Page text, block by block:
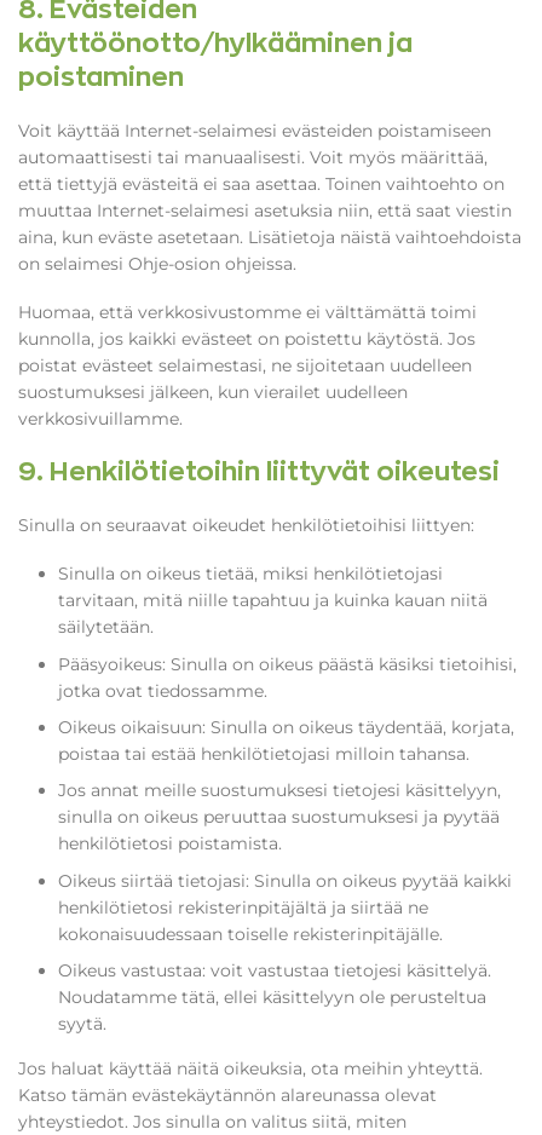
8. Evästeiden
käyttöönotto/hylkääminen ja
poistaminen
Voit käyttää Internet-selaimesi evästeiden poistamiseen
automaattisesti tai manuaalisesti. Voit myös määrittää,
että tiettyjä evästeitä ei saa asettaa. Toinen vaihtoehto on
muuttaa Internet-selaimesi asetuksia niin, että saat viestin
aina, kun eväste asetetaan. Lisätietoja näistä vaihtoehdoista
on selaimesi Ohje-osion ohjeissa.
Huomaa, että verkkosivustomme ei välttämättä toimi
kunnolla, jos kaikki evästeet on poistettu käytöstä. Jos
poistat evästeet selaimestasi, ne sijoitetaan uudelleen
suostumuksesi jälkeen, kun vierailet uudelleen
verkkosivuillamme.
9. Henkilötietoihin liittyvät oikeutesi
Sinulla on seuraavat oikeudet henkilötietoihisi liittyen:
Sinulla on oikeus tietää, miksi henkilötietojasi
tarvitaan, mitä niille tapahtuu ja kuinka kauan niitä
säilytetään.
Pääsyoikeus: Sinulla on oikeus päästä käsiksi tietoihisi,
jotka ovat tiedossamme.
Oikeus oikaisuun: Sinulla on oikeus täydentää, korjata,
poistaa tai estää henkilötietojasi milloin tahansa.
Jos annat meille suostumuksesi tietojesi käsittelyyn,
sinulla on oikeus peruuttaa suostumuksesi ja pyytää
henkilötietosi poistamista.
Oikeus siirtää tietojasi: Sinulla on oikeus pyytää kaikki
henkilötietosi rekisterinpitäjältä ja siirtää ne
kokonaisuudessaan toiselle rekisterinpitäjälle.
Oikeus vastustaa: voit vastustaa tietojesi käsittelyä.
Noudatamme tätä, ellei käsittelyyn ole perusteltua
syytä.
Jos haluat käyttää näitä oikeuksia, ota meihin yhteyttä.
Katso tämän evästekäytännön alareunassa olevat
yhteystiedot. Jos sinulla on valitus siitä, miten